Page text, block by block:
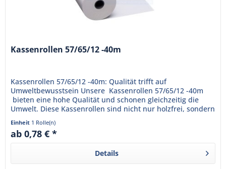
Kassenrollen 57/65/12 -40m
Kassenrollen 57/65/12 -40m: Qualität trifft auf
Umweltbewusstsein Unsere Kassenrollen 57/65/12 -40m
bieten eine hohe Qualität und schonen gleichzeitig die
Umwelt. Diese Kassenrollen sind nicht nur holzfrei, sondern
auch...
Einheit 1 Rolle(n)
ab 0,78 € *
Details